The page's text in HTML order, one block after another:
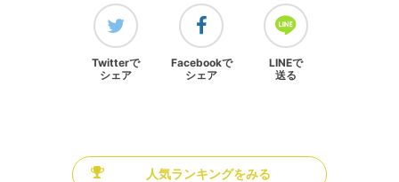
Twitterで
シェア
Facebookで
シェア
LINEで
送る
人気ランキングをみる